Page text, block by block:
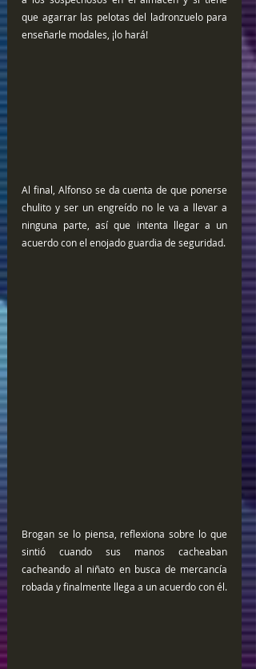
que agarrar las pelotas del ladronzuelo para
enseñarle modales, ¡lo hará!
Al final, Alfonso se da cuenta de que ponerse
chulito y ser un engreído no le va a llevar a
ninguna parte, así que intenta llegar a un
acuerdo con el enojado guardia de seguridad.
Brogan se lo piensa, reflexiona sobre lo que
sintió cuando sus manos cacheaban
cacheando al niñato en busca de mercancía
robada y finalmente llega a un acuerdo con él.